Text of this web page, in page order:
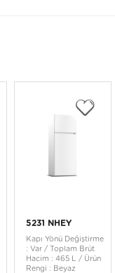
5231 NHEY
Kapı Yönü Değiştirme
: Var / Toplam Brüt
Hacim : 465 L / Ürün
Rengi : Beyaz